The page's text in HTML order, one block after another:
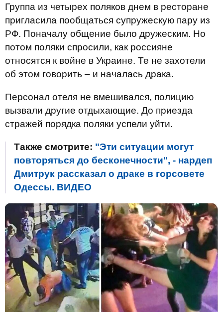
Группа из четырех поляков днем в ресторане
пригласила пообщаться супружескую пару из
РФ. Поначалу общение было дружеским. Но
потом поляки спросили, как россияне
относятся к войне в Украине. Те не захотели
об этом говорить – и началась драка.
Персонал отеля не вмешивался, полицию
вызвали другие отдыхающие. До приезда
стражей порядка поляки успели уйти.
Также смотрите: "Эти ситуации могут
повторяться до бесконечности", - нардеп
Дмитрук рассказал о драке в горсовете
Одессы. ВИДЕО